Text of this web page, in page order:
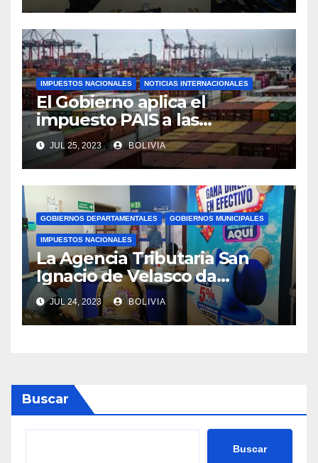
IMPUESTOS NACIONALES NOTICIAS INTERNACIONALES
El Gobierno aplica el
impuesto PAIS a las
importaciones de algunos
bienes y servicios
JUL 25, 2023 BOLIVIA
GOBIERNOS DEPARTAMENTALES GOBIERNOS MUNICIPALES
IMPUESTOS NACIONALES
La Agencia Tributaria San
Ignacio de Velasco da
asistencia tributaria a
municipios aledaño
JUL 24, 2023 BOLIVIA
Buscar
Buscar